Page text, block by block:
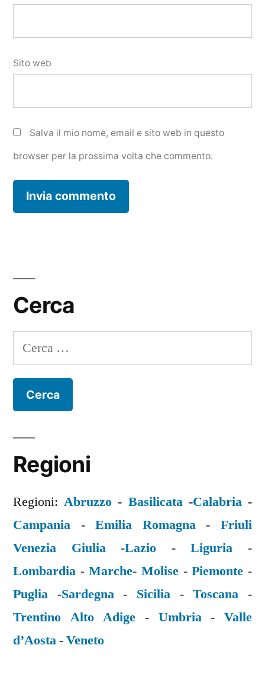
Sito web
Salva il mio nome, email e sito web in questo
browser per la prossima volta che commento.
Cerca
Ricerca
per:
Regioni
Regioni:Abruzzo - Basilicata-Calabria-
Campania -Emilia Romagna-Friuli
Venezia Giulia-Lazio -Liguria -
Lombardia -Marche-Molise -Piemonte -
Puglia -Sardegna- Sicilia -Toscana -
Trentino Alto Adige - Umbria-Valle
d’Aosta-Veneto